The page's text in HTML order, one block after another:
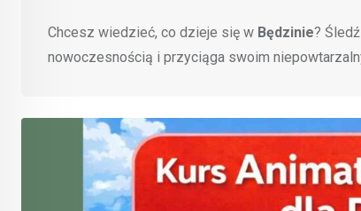
Chcesz wiedzieć, co dzieje się w Będzinie?
nowoczesnością i przyciąga swoim